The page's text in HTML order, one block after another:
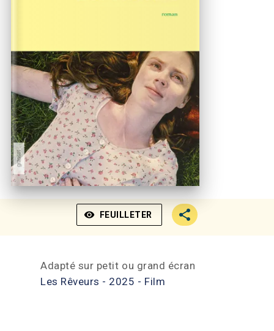
visibility FEUILLETER
Adapté sur petit ou grand écran
Les Rêveurs - 2025 - Film